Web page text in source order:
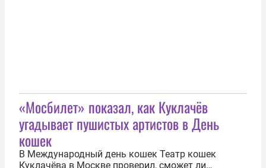
«Мосбилет» показал, как Куклачёв
угадывает пушистых артистов в День
кошек
В Международный день кошек Театр кошек
Куклачёва в Москве проверил, сможет ли